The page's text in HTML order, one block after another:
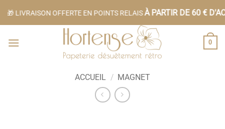
au
🎁 LIVRAISON OFFERTE EN POINTS RELAISÀ PARTIR DE 60 €
0
ACCUEIL / MAGNET